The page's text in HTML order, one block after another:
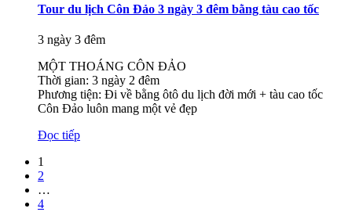
Tour du lịch Côn Đảo 3 ngày 3 đêm bằng tàu cao tốc
3 ngày 3 đêm
MỘT THOÁNG CÔN ĐẢO
Thời gian: 3 ngày 2 đêm
Phương tiện: Đi về bằng ôtô du lịch đời mới + tàu cao tốc
Côn Đảo luôn mang một vẻ đẹp
Đọc tiếp
1
2
…
4